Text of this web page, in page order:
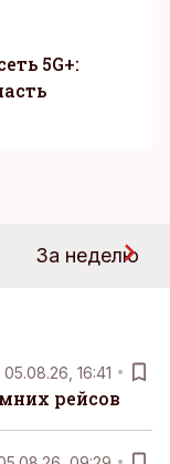
5G+:
За неделю
05.08.26, 16:41
рейсов